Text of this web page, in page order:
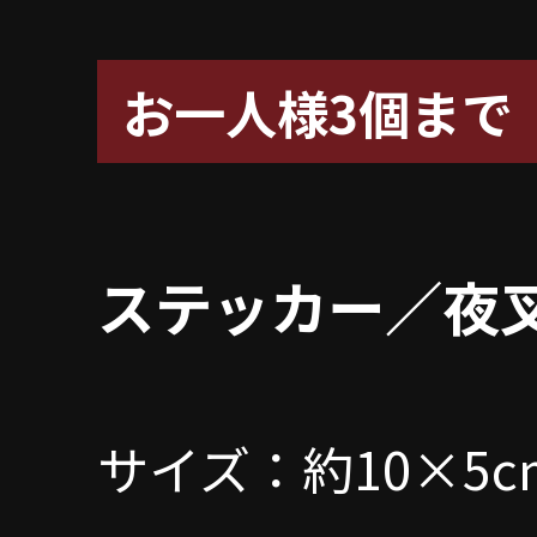
お一人様3個まで
ステッカー／夜
サイズ：約